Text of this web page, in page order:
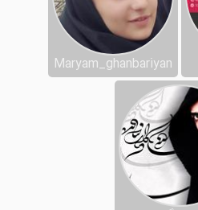
Maryam_ghanbariyan